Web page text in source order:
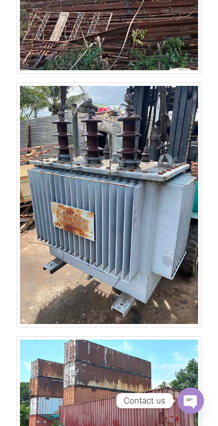
Contact us
Open
chaty